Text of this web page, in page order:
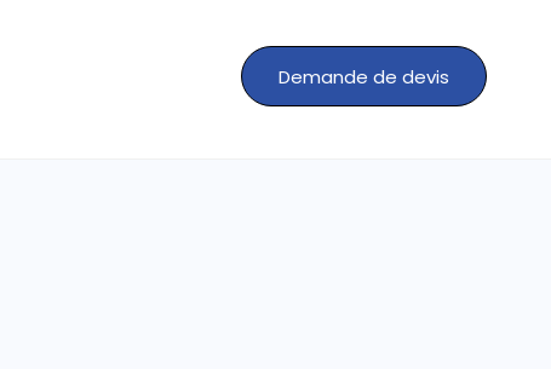
Demande de devis